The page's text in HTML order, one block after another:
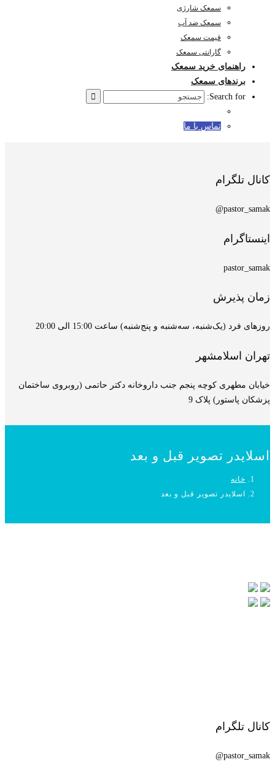
سمعک شارژی
سمعک ضد آب
قیمت سمعک
گارانتی سمعک
راهنمای خرید سمعک
برندهای سمعک
Search for:
تماس با ما
کانال تلگرام
pastor_samak@
اینستاگرام
pastor_samak
زمان پذیرش
روزهای فرد (یک‌شنبه، سه‌شنبه و پنج‌شنبه) ساعت 15:00 الی 20:00
تهران اسلامشهر
خیابان مطهری کوچه پنجم جنب داروخانه دکتر حاتمی (روبروی ساختمان
پزشکان پاستور) پلاک 9
اسلایدر تصویر قبل و بعد
خانه
اسلایدر تصویر قبل و بعد
کانال تلگرام
pastor_samak@